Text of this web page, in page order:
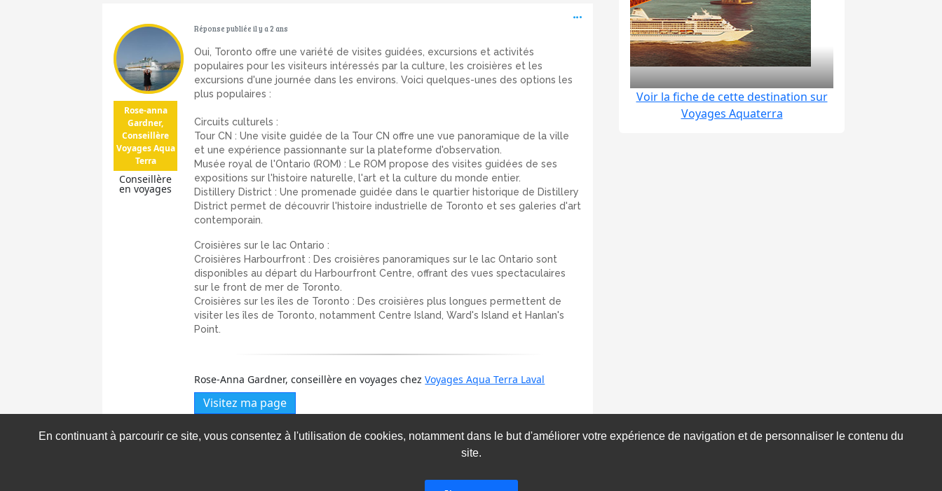
Activer menu
Rose-anna
Gardner,
Conseillère
Voyages Aqua
Terra
Conseillère
en voyages
Réponse publiée il y a 2 ans
Oui, Toronto offre une variété de visites guidées, excursions et activités
populaires pour les visiteurs intéressés par la culture, les croisières et les
excursions d'une journée dans les environs. Voici quelques-unes des options les
plus populaires :
Circuits culturels :
Tour CN : Une visite guidée de la Tour CN offre une vue panoramique de la ville
et une expérience passionnante sur la plateforme d'observation.
Musée royal de l'Ontario (ROM) : Le ROM propose des visites guidées de ses
expositions sur l'histoire naturelle, l'art et la culture du monde entier.
Distillery District : Une promenade guidée dans le quartier historique de Distillery
District permet de découvrir l'histoire industrielle de Toronto et ses galeries d'art
contemporain.
Croisières sur le lac Ontario :
Croisières Harbourfront : Des croisières panoramiques sur le lac Ontario sont
disponibles au départ du Harbourfront Centre, offrant des vues spectaculaires
sur le front de mer de Toronto.
Croisières sur les îles de Toronto : Des croisières plus longues permettent de
visiter les îles de Toronto, notamment Centre Island, Ward's Island et Hanlan's
Point.
Rose-Anna Gardner, conseillère en voyages chezVoyages Aqua Terra Laval
Visitez ma page
Répondre 1239 0 0
Voir la fiche de cette destination sur
Voyages Aquaterra
En continuant à parcourir ce site, vous consentez à l'utilisation de cookies, notamment dans le but d'améliorer votre expérience de navigation et de personnaliser le contenu du
site.